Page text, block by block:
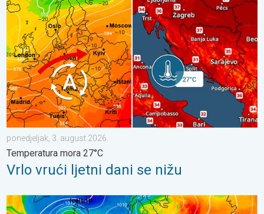
ponedjeljak, 3. august 2026.
Temperatura mora 27°C
Vrlo vrući ljetni dani se nižu
Još toplije do petka, 40-ice se šire. Ljetne vrućine. . . utorak,